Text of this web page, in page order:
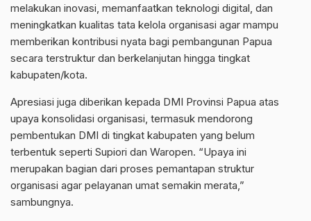
melakukan inovasi, memanfaatkan teknologi digital, dan
meningkatkan kualitas tata kelola organisasi agar mampu
memberikan kontribusi nyata bagi pembangunan Papua
secara terstruktur dan berkelanjutan hingga tingkat
kabupaten/kota.
Apresiasi juga diberikan kepada DMI Provinsi Papua atas
upaya konsolidasi organisasi, termasuk mendorong
pembentukan DMI di tingkat kabupaten yang belum
terbentuk seperti Supiori dan Waropen. “Upaya ini
merupakan bagian dari proses pemantapan struktur
organisasi agar pelayanan umat semakin merata,”
sambungnya.